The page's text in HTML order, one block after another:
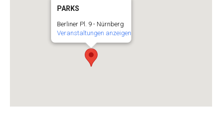
PARKS
Berliner Pl. 9 - Nürnberg
Veranstaltungen anzeigen